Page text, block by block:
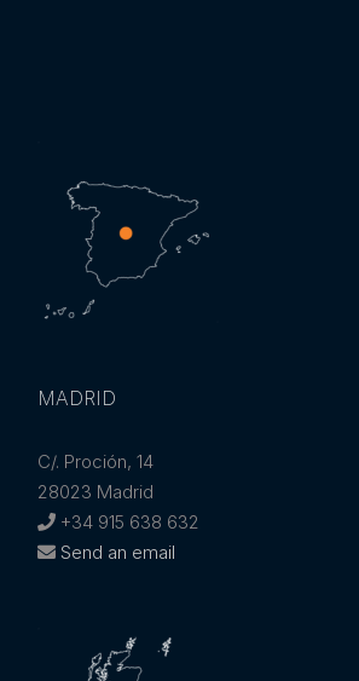
MADRID
C/. Proción, 14
28023 Madrid
+34 915 638 632
Send an email